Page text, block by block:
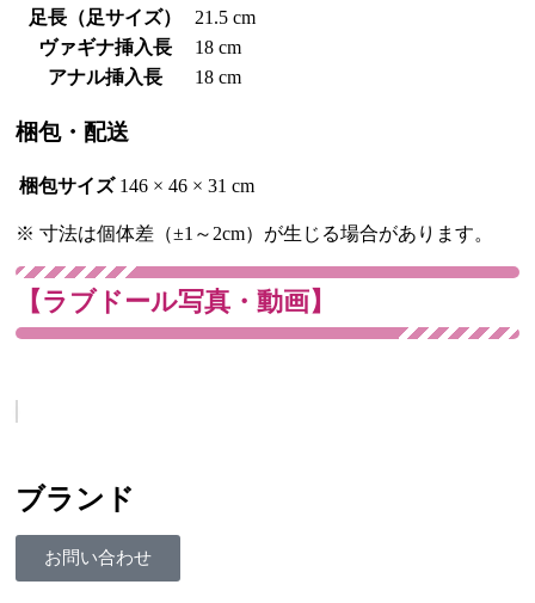
足長（足サイズ）
21.5 cm
ヴァギナ挿入長
18 cm
アナル挿入長
18 cm
梱包・配送
梱包サイズ 146 × 46 × 31 cm
※ 寸法は個体差（±1～2cm）が生じる場合があります。
【ラブドール写真・動画】
ブランド
お問い合わせ